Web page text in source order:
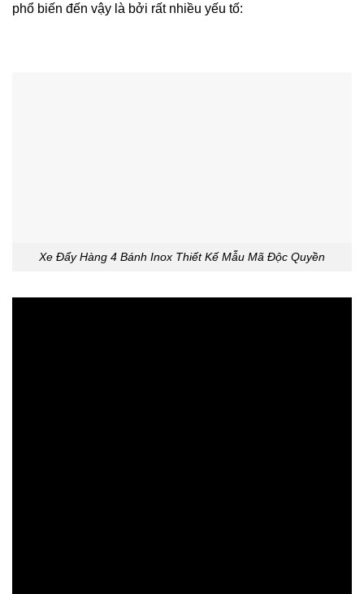
phổ biến đến vậy là bởi rất nhiều yếu tố:
Xe Đẩy Hàng 4 Bánh Inox Thiết Kế Mẫu Mã Độc Quyền